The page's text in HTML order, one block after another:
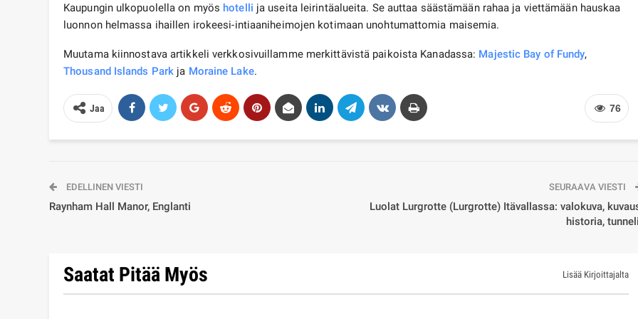
Kaupungin ulkopuolella on myös hotelli ja useita leirintäalueita. Se auttaa säästämään rahaa ja viettämään hauskaa
luonnon helmassa ihaillen irokeesi-intiaaniheimojen kotimaan unohtumattomia maisemia.
Muutama kiinnostava artikkeli verkkosivuillamme merkittävistä paikoista Kanadassa: Majestic Bay of Fundy,
Thousand Islands Park ja Moraine Lake.
76
Jaa
EDELLINEN VIESTI
Raynham Hall Manor, Englanti
SEURAAVA VIESTI
Luolat Lurgrotte (Lurgrotte) Itävallassa: valokuva,
historia,
Saatat Pitää Myös Lisää Kirjoittajalta